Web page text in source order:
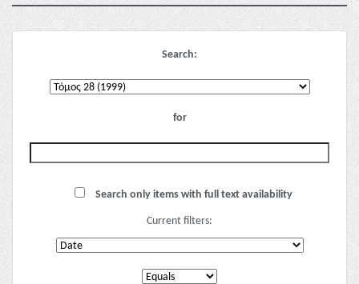
Search:
for
Search only items with full text availability
Current filters: